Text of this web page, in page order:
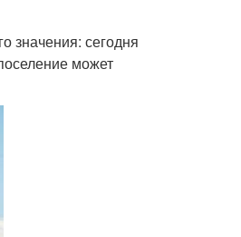
значения: сегодня
может